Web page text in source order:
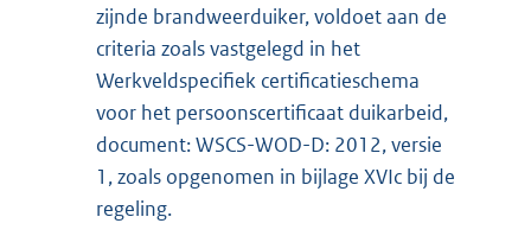
zijnde brandweerduiker, voldoet aan de
criteria zoals vastgelegd in het
Werkveldspecifiek certificatieschema
voor het persoonscertificaat duikarbeid,
document: WSCS-WOD-D: 2012, versie
1, zoals opgenomen in bijlage XVIc bij de
regeling.